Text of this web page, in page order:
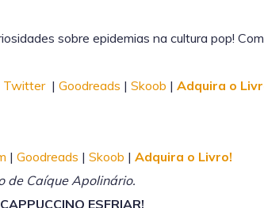
sobre epidemias na cultura pop!
Twitter| Goodreads | Skoob | Adquira o
| Goodreads | Skoob | Adquira o Livro!
de Caíque Apolinário.
ESFRIAR!